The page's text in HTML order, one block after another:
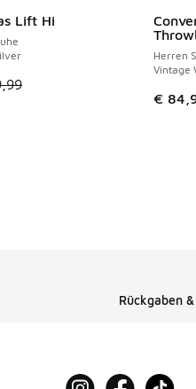
auf € 50,00 gefallen
Lift Hi
ist im Sale. Der Preis ist
Herren
Vintage
€
Rückgaben